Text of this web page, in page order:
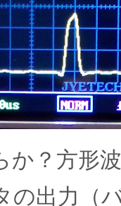
か？方形
出力（